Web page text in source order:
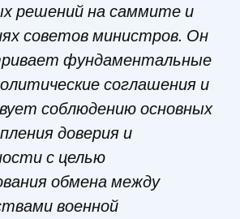
решений на саммите и
советов министров. Он
фундаментальные
соглашения и
соблюдению основных
доверия и
с целью
обмена между
военной